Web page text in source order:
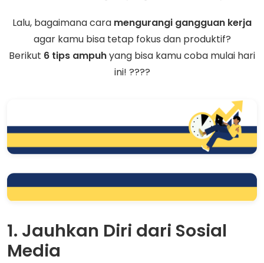
Lalu, bagaimana cara mengurangi gangguan kerja
agar kamu bisa tetap fokus dan produktif?
Berikut 6 tips ampuhyang bisa kamu coba mulai hari
ini! ????
1. Jauhkan Diri dari Sosial
Media